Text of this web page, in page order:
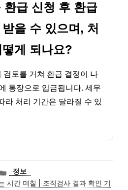
환급 신청 후 환급
을 수 있으며, 처
게 되나요?
검토를 거쳐 환급 결정이 나
통장으로 입금됩니다. 세무
라 처리 기간은 달라질 수 있
카
테
정보
시간 며칠 | 조직검사 결과 확인 기